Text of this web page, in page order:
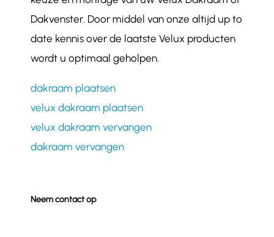
Dakvenster. Door middel van onze altijd up to
date kennis over de laatste Velux producten
wordt u optimaal geholpen.
dakraam plaatsen
velux dakraam plaatsen
velux dakraam vervangen
dakraam vervangen
Neem contact op